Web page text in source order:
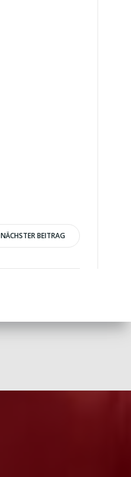
NÄCHSTER BEITRAG